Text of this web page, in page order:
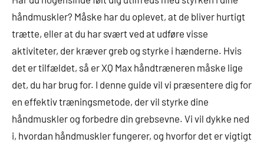
håndmuskler? Måske har du oplevet, at de bliver hurtigt
trætte, eller at du har svært ved at udføre visse
aktiviteter, der kræver greb og styrke i hænderne. Hvis
det er tilfældet, så er XQ Max håndtræneren måske lige
det, du har brug for. I denne guide vil vi præsentere dig for
en effektiv træningsmetode, der vil styrke dine
håndmuskler og forbedre din grebsevne. Vi vil dykke ned
i, hvordan håndmuskler fungerer, og hvorfor det er vigtigt